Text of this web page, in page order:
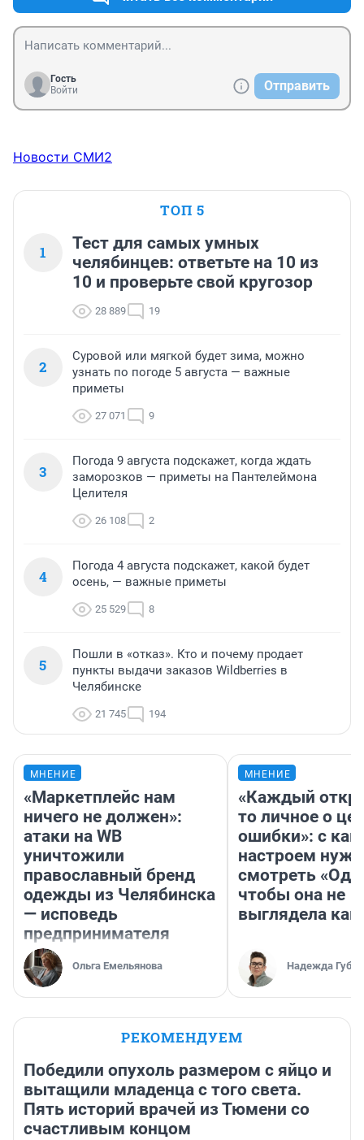
Гость
Войти
Отправить
Новости СМИ2
ТОП 5
1
Тест для самых умных
челябинцев: ответьте на 10 из
10 и проверьте свой кругозор
28 889 19
2
Суровой или мягкой будет зима, можно
узнать по погоде 5 августа — важные
приметы
27 071 9
3
Погода 9 августа подскажет, когда ждать
заморозков — приметы на Пантелеймона
Целителя
26 108 2
4
Погода 4 августа подскажет, какой будет
осень, — важные приметы
25 529 8
5
Пошли в «отказ». Кто и почему продает
пункты выдачи заказов Wildberries в
Челябинске
21 745 194
МНЕНИЕ
«Маркетплейс нам
ничего не должен»:
атаки на WB
уничтожили
православный бренд
одежды из Челябинска
— исповедь
предпринимателя
Ольга Емельянова
МНЕНИЕ
«Каждый
то личное о
ошибки»: с
настроем
смотреть
чтобы она не
выглядела как
Надежда
РЕКОМЕНДУЕМ
Победили опухоль размером с яйцо и
вытащили младенца с того света.
Пять историй врачей из Тюмени со
счастливым концом